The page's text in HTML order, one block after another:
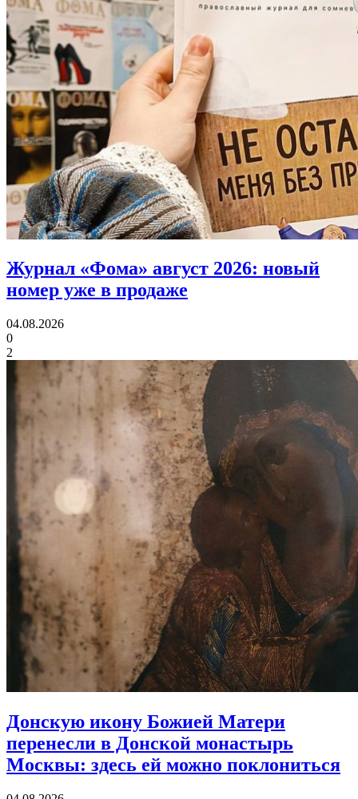
Журнал «Фома» август 2026: новый
номер уже в продаже
04.08.2026
0
2
Донскую икону Божией Матери
перенесли в Донской монастырь
Москвы: здесь ей можно поклониться